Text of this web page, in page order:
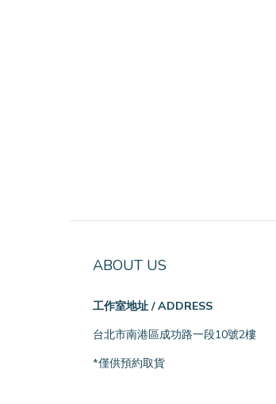
ABOUT US
工作室地址 / ADDRESS
台北市南港區成功路一段10號2樓
*僅供預約取貨